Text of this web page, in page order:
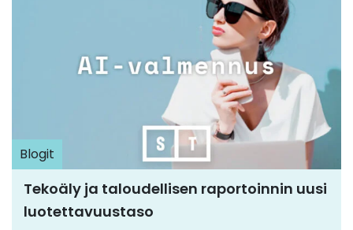
Blogit
Tekoäly ja taloudellisen raportoinnin uusi
luotettavuustaso